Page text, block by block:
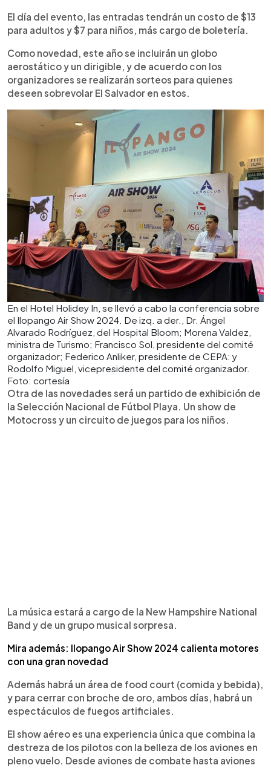
El día del evento, las entradas tendrán un costo de $13
para adultos y $7 para niños, más cargo de boletería.
Como novedad, este año se incluirán un globo
aerostático y un dirigible, y de acuerdo con los
organizadores se realizarán sorteos para quienes
deseen sobrevolar El Salvador en estos.
En el Hotel Holidey In, se llevó a cabo la conferencia sobre
el Ilopango Air Show 2024. De izq. a der., Dr. Ángel
Alvarado Rodríguez, del Hospital Bloom; Morena Valdez,
ministra de Turismo; Francisco Sol, presidente del comité
organizador; Federico Anliker, presidente de CEPA: y
Rodolfo Miguel, vicepresidente del comité organizador.
Foto: cortesía
Otra de las novedades será un partido de exhibición de
la Selección Nacional de Fútbol Playa. Un show de
Motocross y un circuito de juegos para los niños.
La música estará a cargo de la New Hampshire National
Band y de un grupo musical sorpresa.
Mira además: Ilopango Air Show 2024 calienta motores
con una gran novedad
Además habrá un área de food court (comida y bebida),
y para cerrar con broche de oro, ambos días, habrá un
espectáculos de fuegos artificiales.
El show aéreo es una experiencia única que combina la
destreza de los pilotos con la belleza de los aviones en
pleno vuelo. Desde aviones de combate hasta aviones